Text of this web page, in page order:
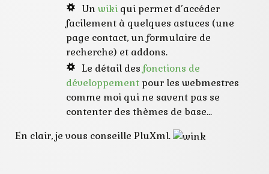
Un wiki qui permet d’accéder
facilement à quelques astuces (une
page contact, un formulaire de
recherche) et addons.
Le détail des fonctions de
développement pour les webmestres
comme moi qui ne savent pas se
contenter des thèmes de base…
En clair, je vous conseille PluXml.